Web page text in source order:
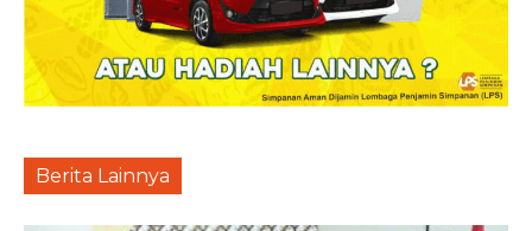
Berita Lainnya